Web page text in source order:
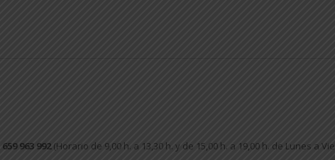
659 963 992(Horario de 9,00 h. a 13,30 h. y de 15,00 h. a 19,00 h. de Lunes a